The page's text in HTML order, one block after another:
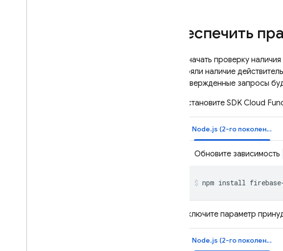
Обеспечить
Чтобы начать проверку
проверяли наличие
неподтвержденные запросы
Установите SDK Cloud
Node.js (2-го поколения)
Обновите зависимость
npm install
Включите параметр
Node.js (2-го поколения)